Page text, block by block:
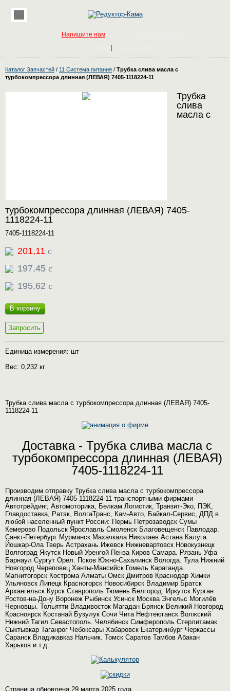
Напишите нам
Каталог Запчастей / 11 Система питания / Трубка слива масла с
турбокомпрессора длинная (ЛЕВАЯ) 7405-1118224-11
Трубка
слива
масла с
турбокомпрессора длинная (ЛЕВАЯ) 7405-
1118224-11
7405-1118224-11
201,11 c
197,45 c
195,62 c
В корзину
Запросить
Единица измерения: шт
Вес: 0,232 кг
Трубка слива масла с турбокомпрессора длинная (ЛЕВАЯ) 7405-
1118224-11
Доставка - Трубка слива масла с
турбокомпрессора длинная (ЛЕВАЯ)
7405-1118224-11
Производим отправку Трубка слива масла с турбокомпрессора
длинная (ЛЕВАЯ) 7405-1118224-11 транспортными фирмами
Автотрейдинг, Автомоторика, Белкам Логистик, Транзит-Эко, ПЭК,
Главдоставка, Ратэк, ВолгаТранс, Кам-Авто, Байкал-Сервис, ДПД в
любой населенный пункт России: Пермь Петрозаводск Сумы
Кемерово Подольск Ярославль Смоленск Благовещенск Павлодар.
Санкт-Петербург Мурманск Махачкала Николаев Астана Калуга.
Йошкар-Ола Тверь Астрахань Ижевск Нижневартовск Новокузнецк
Волгоград Якутск Новый Уренгой Пенза Киров Самара. Рязань Уфа
Барнаул Сургут Орёл. Псков Южно-Сахалинск Вологда. Тула Нижний
Новгород Череповец Ханты-Мансийск Гомель Караганда.
Магнитогорск Кострома Алматы Омск Дмитров Краснодар Химки
Ульяновск Липецк Красногорск Новосибирск Владимир Братск
Архангельск Курск Ставрополь Тюмень Белгород. Иркутск Курган
Ростов-на-Дону Воронеж Рыбинск Усинск Москва Энгельс Могилёв
Черновцы. Тольятти Владивосток Магадан Брянск Великий Новгород
Красноярск Костанай Бузулук Сочи Чита Нефтеюганск Волжский
Нижний Тагил Севастополь. Челябинск Симферополь Стерлитамак
Сыктывкар Таганрог Чебоксары Хабаровск Екатеринбург Черкассы
Саранск Владикавказ Нальчик. Томск Саратов Тамбов Абакан
Харьков и т.д.
Страница обновлена 29 марта 2025 года